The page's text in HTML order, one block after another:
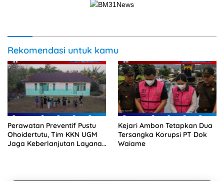
Rekomendasi untuk kamu
Perawatan Preventif Pustu
Ohoidertutu, Tim KKN UGM
Jaga Keberlanjutan Layanan
Kesehatan Desa
Kejari Ambon Tetapkan Dua
Tersangka Korupsi PT Dok
Waiame